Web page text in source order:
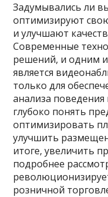
Задумывались ли
оптимизируют
и улучшают
Современные
решений, и одним
является
только для
анализа поведения
глубоко понять
оптимизировать
улучшить
итоге, увеличить
подробнее
розничной